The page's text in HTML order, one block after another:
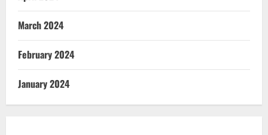
March 2024
February 2024
January 2024